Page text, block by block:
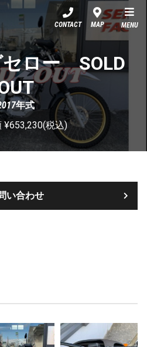
YSP滋賀
CONTACT MAP MENU
セロー SOLD
年式
¥653,230(税込)
い合わせ